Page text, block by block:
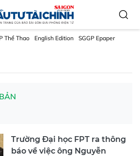
Thể Thao English Edition SGGP Epaper
Trường Đại học FPT ra thông
báo về việc ông Nguyễn